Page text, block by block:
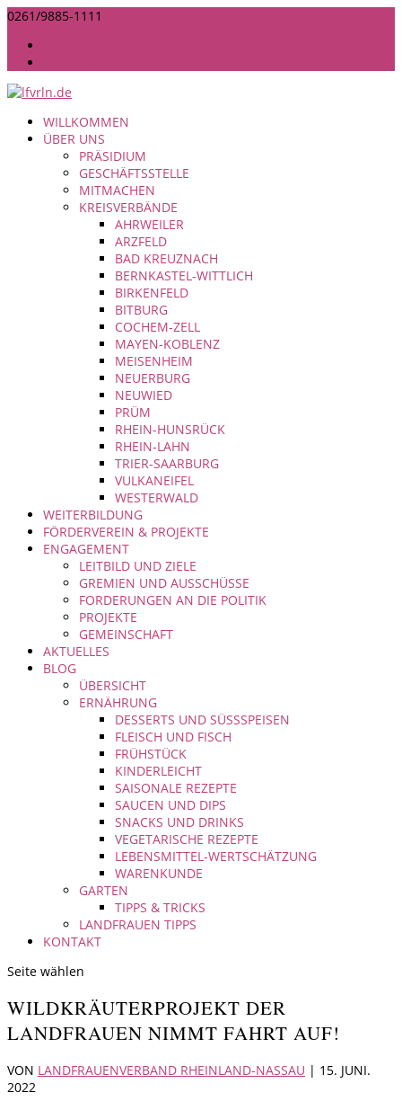
0261/9885-1111
WILLKOMMEN
ÜBER UNS
PRÄSIDIUM
GESCHÄFTSSTELLE
MITMACHEN
KREISVERBÄNDE
AHRWEILER
ARZFELD
BAD KREUZNACH
BERNKASTEL-WITTLICH
BIRKENFELD
BITBURG
COCHEM-ZELL
MAYEN-KOBLENZ
MEISENHEIM
NEUERBURG
NEUWIED
PRÜM
RHEIN-HUNSRÜCK
RHEIN-LAHN
TRIER-SAARBURG
VULKANEIFEL
WESTERWALD
WEITERBILDUNG
FÖRDERVEREIN & PROJEKTE
ENGAGEMENT
LEITBILD UND ZIELE
GREMIEN UND AUSSCHÜSSE
FORDERUNGEN AN DIE POLITIK
PROJEKTE
GEMEINSCHAFT
AKTUELLES
BLOG
ÜBERSICHT
ERNÄHRUNG
DESSERTS UND SÜSSSPEISEN
FLEISCH UND FISCH
FRÜHSTÜCK
KINDERLEICHT
SAISONALE REZEPTE
SAUCEN UND DIPS
SNACKS UND DRINKS
VEGETARISCHE REZEPTE
LEBENSMITTEL-WERTSCHÄTZUNG
WARENKUNDE
GARTEN
TIPPS & TRICKS
LANDFRAUEN TIPPS
KONTAKT
Seite wählen
WILDKRÄUTERPROJEKT DER
LANDFRAUEN NIMMT FAHRT AUF!
VON LANDFRAUENVERBAND RHEINLAND-NASSAU | 15. JUNI.
2022